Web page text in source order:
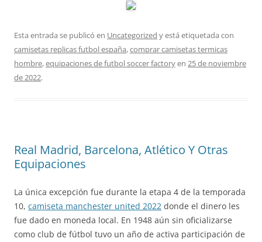
Esta entrada se publicó en Uncategorized y está etiquetada con
camisetas replicas futbol españa,comprar camisetas termicas
hombre,equipaciones de futbol soccer factoryen 25 de noviembre
de 2022.
Real Madrid, Barcelona, Atlético Y Otras
Equipaciones
La única excepción fue durante la etapa 4 de la temporada
10, camiseta manchester united 2022 donde el dinero les
fue dado en moneda local. En 1948 aún sin oficializarse
como club de fútbol tuvo un año de activa participación de